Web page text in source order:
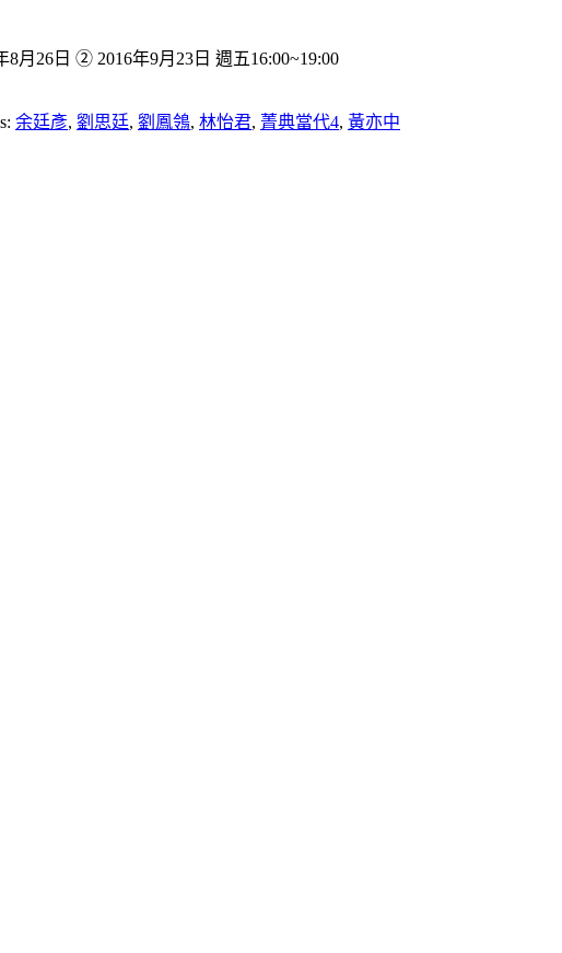
月26日 ② 2016年9月23日 週五16:00~19:00
余廷彥, 劉思廷, 劉鳳鴒, 林怡君, 菁典當代4, 黃亦中